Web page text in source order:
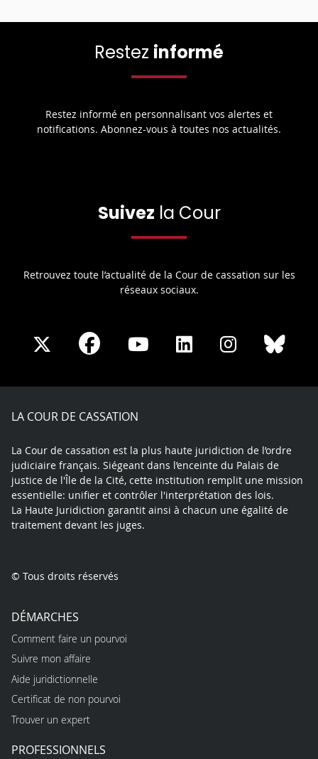
Restez informé
Restez informé en personnalisant vos alertes et
notifications. Abonnez-vous à toutes nos actualités.
Suivez la Cour
Retrouvez toute l’actualité de la Cour de cassation sur les
réseaux sociaux.
Share
X
Share
Facebook
Share
Youtube
Share
LinkedIn
Share
Instagram
LA COUR DE CASSATION
La Cour de cassation est la plus haute juridiction de l’ordre
judiciaire français. Siégeant dans l’enceinte du Palais de
justice de l'Île de la Cité, cette institution remplit une mission
essentielle: unifier et contrôler l'interprétation des lois.
La Haute Juridiction garantit ainsi à chacun une égalité de
traitement devant les juges.
© Tous droits réservés
DÉMARCHES
Comment faire un pourvoi
Suivre mon affaire
Aide juridictionnelle
Certificat de non pourvoi
Trouver un expert
PROFESSIONNELS